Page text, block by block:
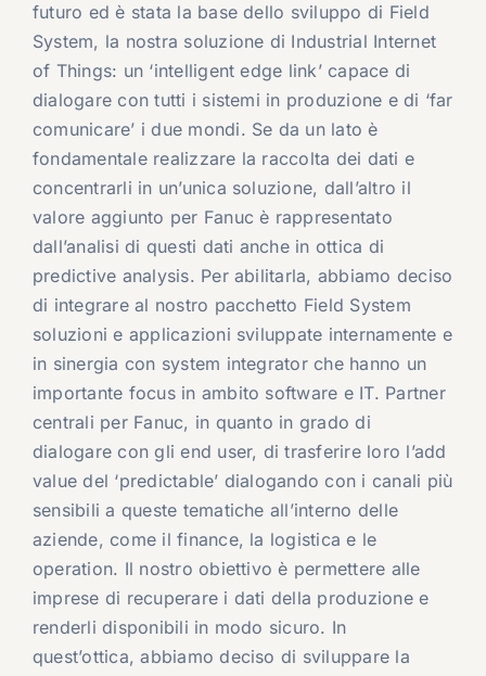
futuro ed è stata la base dello sviluppo di Field
System, la nostra soluzione di Industrial Internet
of Things: un ‘intelligent edge link’ capace di
dialogare con tutti i sistemi in produzione e di ‘far
comunicare’ i due mondi. Se da un lato è
fondamentale realizzare la raccolta dei dati e
concentrarli in un’unica soluzione, dall’altro il
valore aggiunto per Fanuc è rappresentato
dall’analisi di questi dati anche in ottica di
predictive analysis. Per abilitarla, abbiamo deciso
di integrare al nostro pacchetto Field System
soluzioni e applicazioni sviluppate internamente e
in sinergia con system integrator che hanno un
importante focus in ambito software e IT. Partner
centrali per Fanuc, in quanto in grado di
dialogare con gli end user, di trasferire loro l’add
value del ‘predictable’ dialogando con i canali più
sensibili a queste tematiche all’interno delle
aziende, come il finance, la logistica e le
operation. Il nostro obiettivo è permettere alle
imprese di recuperare i dati della produzione e
renderli disponibili in modo sicuro. In
quest’ottica, abbiamo deciso di sviluppare la